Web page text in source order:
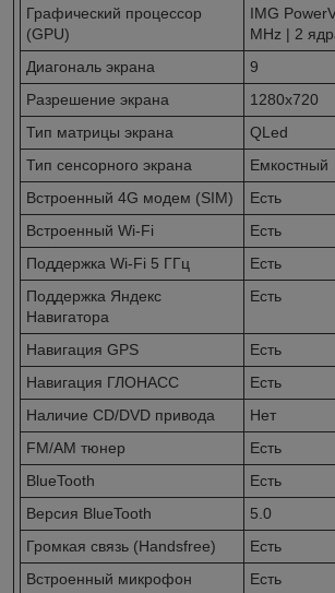
Графический процессор
(GPU)
IMG
MHz | 2
Диагональ экрана
9
Разрешение экрана
1280x720
Тип матрицы экрана
QLed
Тип сенсорного экрана
Емкостный
Встроенный 4G модем (SIM)
Есть
Встроенный Wi-Fi
Есть
Поддержка Wi-Fi 5 ГГц
Есть
Поддержка Яндекс
Навигатора
Есть
Навигация GPS
Есть
Навигация ГЛОНАСС
Есть
Наличие CD/DVD привода
Нет
FM/AM тюнер
Есть
BlueTooth
Есть
Версия BlueTooth
5.0
Громкая связь (Handsfree)
Есть
Встроенный микрофон
Есть